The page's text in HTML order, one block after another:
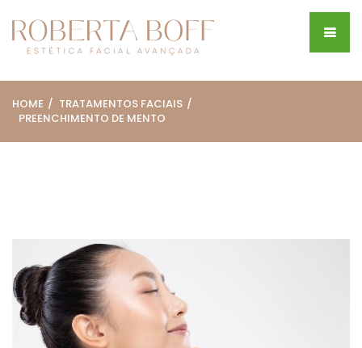
HOME
TRATAMENTOS FACIAIS
PREENCHIMENTO DE MENTO